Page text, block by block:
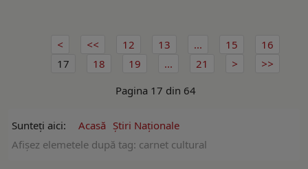
12 13 ... 15
16
17
18 19 ...
21
Pagina 17 din 64
Sunteți aici: Acasă Ştiri Naţionale
Afişez elemetele după tag: carnet cultural